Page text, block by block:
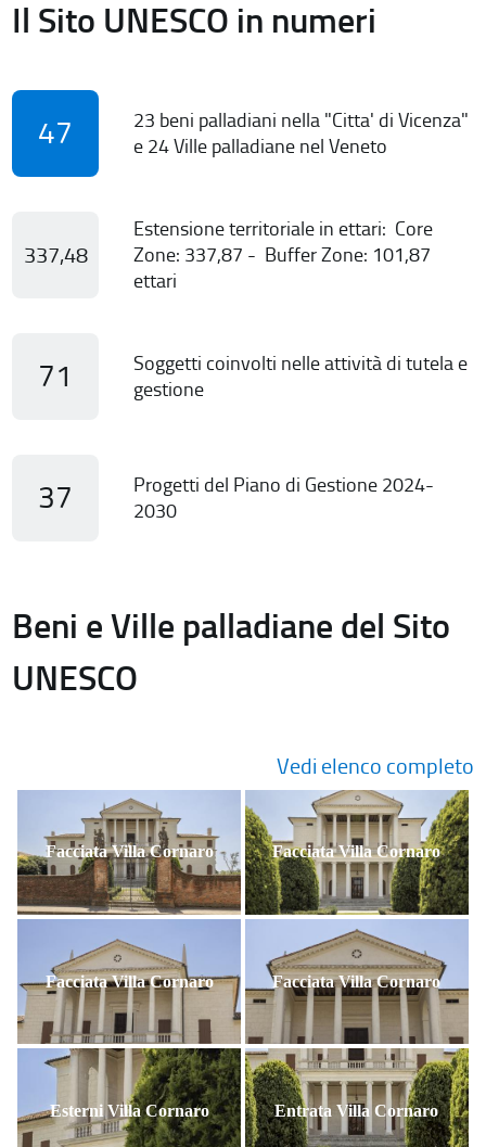
Il Sito UNESCO in numeri
47
23 beni palladiani nella "Citta' di Vicenza"
e 24 Ville palladiane nel Veneto
337,48
Estensione territoriale in ettari: Core
Zone: 337,87 - Buffer Zone: 101,87
ettari
71
Soggetti coinvolti nelle attività di tutela e
gestione
37
Progetti del Piano di Gestione 2024-
2030
Beni e Ville palladiane del Sito
UNESCO
Vedi elenco completo
Facciata Villa Cornaro Facciata Villa Cornaro
Facciata Villa Cornaro Facciata Villa Cornaro
Esterni Villa Cornaro Entrata Villa Cornaro